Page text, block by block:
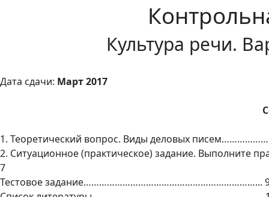
Культура речи.
Дата сдачи: Март 2017
1. Теоретический вопрос. Виды деловых
2. Ситуационное (практическое) задание.
7
Тестовое задание…………………………………………………………...